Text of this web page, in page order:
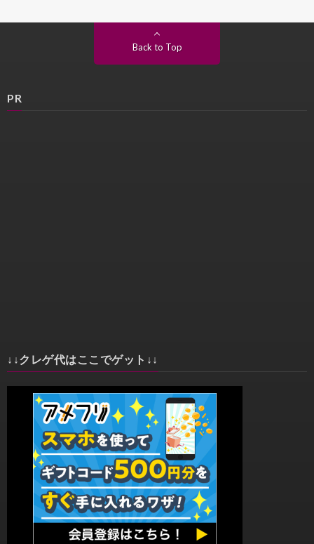
Back to Top
PR
↓↓クレゲ代はここでゲット↓↓